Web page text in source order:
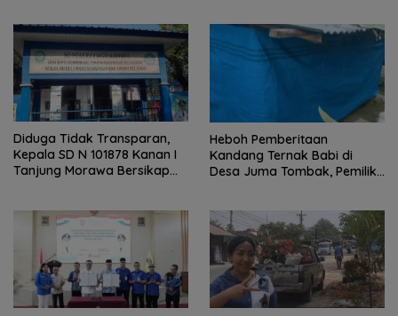
Diduga Tidak Transparan,
Kepala SD N 101878 Kanan I
Tanjung Morawa Bersikap
Heboh Pemberitaan
Kandang Ternak Babi di
Desa Juma Tombak, Pemilik